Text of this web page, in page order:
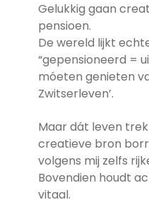
Gelukkig gaan
pensioen.
De wereld lijkt
“gepensioneerd =
móeten genieten
Zwitserleven’.
Maar dát leven
creatieve bron
volgens mij zelfs
Bovendien houdt
vitaal.